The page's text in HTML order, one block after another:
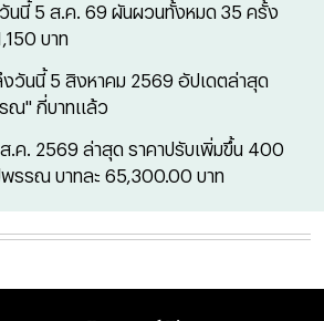
นนี้ 5 ส.ค. 69 ผันผวนทั้งหมด 35 ครั้ง
บาท
วันนี้ 5 สิงหาคม 2569 อัปเดตล่าสุด
ณ" กี่บาทแล้ว
.ค. 2569 ล่าสุด ราคาปรับเพิ่มขึ้น 400
รรณ บาทละ 65,300.00 บาท